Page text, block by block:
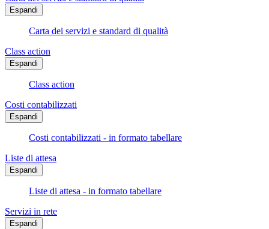
Espandi
Carta dei servizi e standard di qualità
Class action
Espandi
Class action
Costi contabilizzati
Espandi
Costi contabilizzati - in formato tabellare
Liste di attesa
Espandi
Liste di attesa - in formato tabellare
Servizi in rete
Espandi